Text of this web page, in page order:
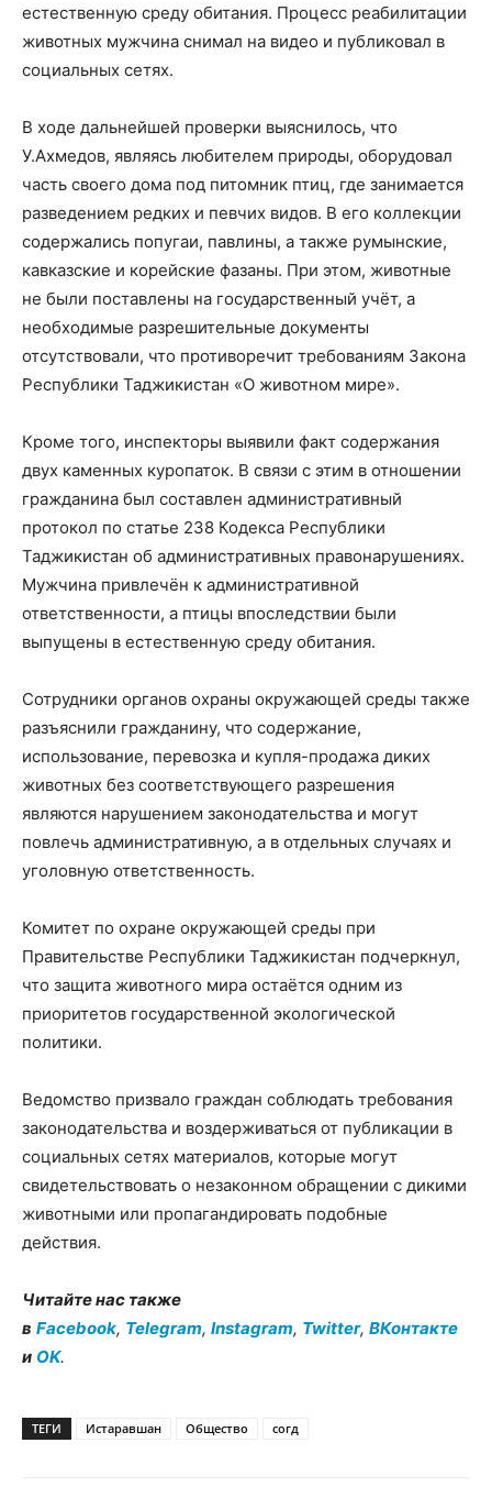
естественную среду обитания. Процесс реабилитации
животных мужчина снимал на видео и публиковал в
социальных сетях.
В ходе дальнейшей проверки выяснилось, что
У.Ахмедов, являясь любителем природы, оборудовал
часть своего дома под питомник птиц, где занимается
разведением редких и певчих видов. В его коллекции
содержались попугаи, павлины, а также румынские,
кавказские и корейские фазаны. При этом, животные
не были поставлены на государственный учёт, а
необходимые разрешительные документы
отсутствовали, что противоречит требованиям Закона
Республики Таджикистан «О животном мире».
Кроме того, инспекторы выявили факт содержания
двух каменных куропаток. В связи с этим в отношении
гражданина был составлен административный
протокол по статье 238 Кодекса Республики
Таджикистан об административных правонарушениях.
Мужчина привлечён к административной
ответственности, а птицы впоследствии были
выпущены в естественную среду обитания.
Сотрудники органов охраны окружающей среды также
разъяснили гражданину, что содержание,
использование, перевозка и купля-продажа диких
животных без соответствующего разрешения
являются нарушением законодательства и могут
повлечь административную, а в отдельных случаях и
уголовную ответственность.
Комитет по охране окружающей среды при
Правительстве Республики Таджикистан подчеркнул,
что защита животного мира остаётся одним из
приоритетов государственной экологической
политики.
Ведомство призвало граждан соблюдать требования
законодательства и воздерживаться от публикации в
социальных сетях материалов, которые могут
свидетельствовать о незаконном обращении с дикими
животными или пропагандировать подобные
действия.
Читайте нас также
в Facebook, Telegram, Instagram, Twitter, ВКонтакте
и OK.
ТЕГИ Истаравшан Общество согд